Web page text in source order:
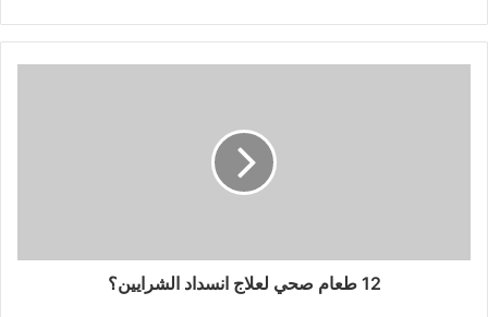
12 طعام صحي لعلاج انسداد الشرايين؟